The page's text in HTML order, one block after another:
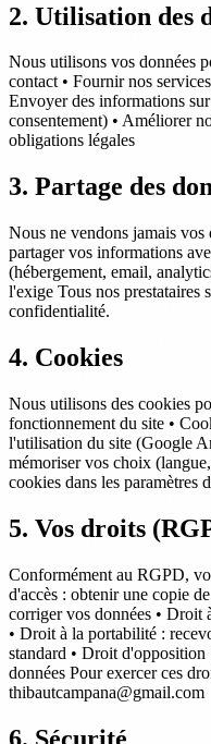
2. Utilisation des
Nous utilisons vos données
contact • Fournir nos
Envoyer des informations
consentement) • Améliorer
obligations légales
3. Partage des
Nous ne vendons jamais
partager vos informations
(hébergement, email,
l'exige Tous nos prestataires
confidentialité.
4. Cookies
Nous utilisons des cookies
fonctionnement du site •
l'utilisation du site (Google
mémoriser vos choix
cookies dans les paramètres
5. Vos droits
Conformément au RGPD,
d'accès : obtenir une copie
corriger vos données • Droit
• Droit à la portabilité :
standard • Droit d'opposition
données Pour exercer ces
thibautcampana@gmail.com
6. Sécurité